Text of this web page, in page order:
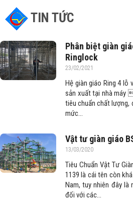
TIN TỨC
Phân biệt giàn
Ringlock
23/02/2021
Hệ giàn giáo Ring 4 lỗ
sản xuất tại nhà máy
tiêu chuẩn chất lượng,
mức...
Vật tư giàn giáo
13/03/2020
Tiêu Chuẩn Vật Tư
1139 là cái tên còn
Nam, tuy nhiên đây
đối với các...